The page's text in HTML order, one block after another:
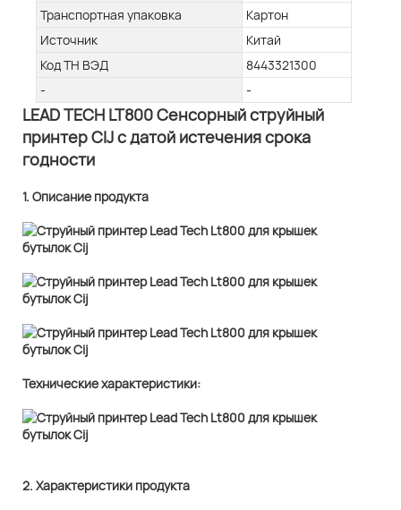
Транспортная упаковка
Картон
Источник
Китай
Код ТН ВЭД
8443321300
-
-
LEAD TECH LT800 Сенсорный струйный
принтер CIJ с датой истечения срока
годности
1. Описание продукта
Технические характеристики:
2. Характеристики продукта